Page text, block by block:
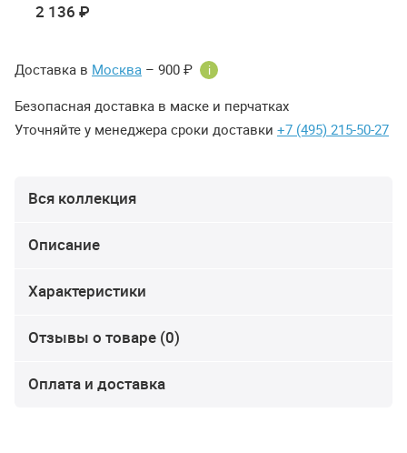
2 136 ₽
Доставка в Москва – 900 ₽ i
Безопасная доставка в маске и перчатках
Уточняйте у менеджера сроки доставки +7 (495) 215-50-27
Вся коллекция
Описание
Характеристики
Отзывы о товаре (0)
Оплата и доставка